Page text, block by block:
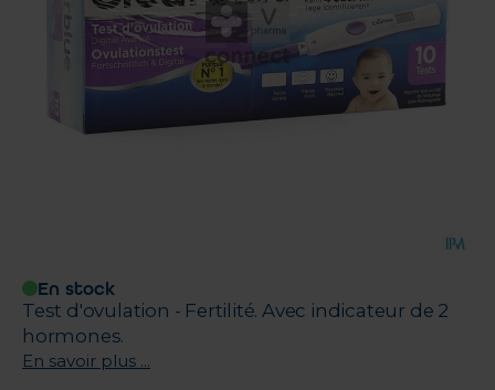
En stock
Test d'ovulation - Fertilité. Avec indicateur de 2
hormones.
En savoir plus ...